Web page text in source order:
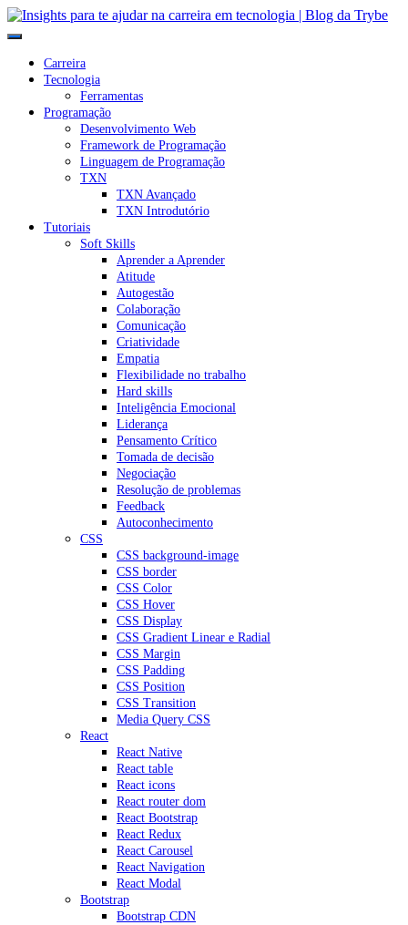
Carreira
Tecnologia
Ferramentas
Programação
Desenvolvimento Web
Framework de Programação
Linguagem de Programação
TXN
TXN Avançado
TXN Introdutório
Tutoriais
Soft Skills
Aprender a Aprender
Atitude
Autogestão
Colaboração
Comunicação
Criatividade
Empatia
Flexibilidade no trabalho
Hard skills
Inteligência Emocional
Liderança
Pensamento Crítico
Tomada de decisão
Negociação
Resolução de problemas
Feedback
Autoconhecimento
CSS
CSS background-image
CSS border
CSS Color
CSS Hover
CSS Display
CSS Gradient Linear e Radial
CSS Margin
CSS Padding
CSS Position
CSS Transition
Media Query CSS
React
React Native
React table
React icons
React router dom
React Bootstrap
React Redux
React Carousel
React Navigation
React Modal
Bootstrap
Bootstrap CDN